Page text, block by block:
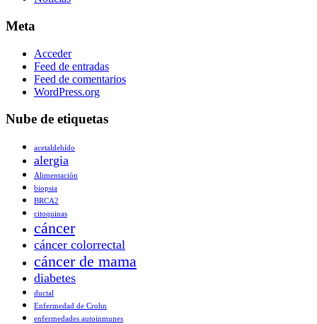
Meta
Acceder
Feed de entradas
Feed de comentarios
WordPress.org
Nube de etiquetas
acetaldehído
alergia
Alimentación
biopsia
BRCA2
citoquinas
cáncer
cáncer colorrectal
cáncer de mama
diabetes
ductal
Enfermedad de Crohn
enfermedades autoinmunes